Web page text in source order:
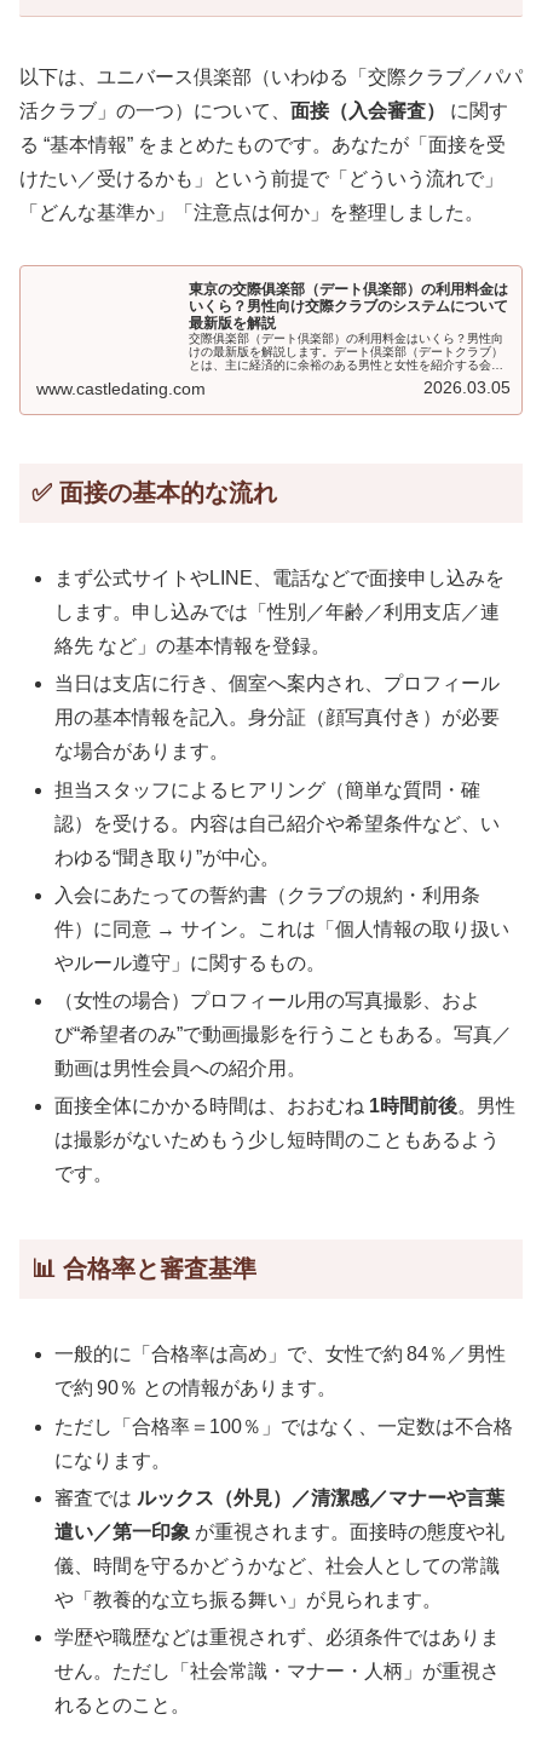
以下は、ユニバース倶楽部（いわゆる「交際クラブ／パパ
活クラブ」の一つ）について、 面接（入会審査）
に関す
る “基本情報” をまとめたものです。あなたが「面接を受
けたい／受けるかも」という前提で「どういう流れで」
「どんな基準か」「注意点は何か」を整理しました。
東京の交際俱楽部（デート倶楽部）の利用料金は
いくら？男性向け交際クラブのシステムについて
最新版を解説
交際俱楽部（デート倶楽部）の利用料金はいくら？男性向
けの最新版を解説します。デート倶楽部（デートクラブ）
とは、主に経済的に余裕のある男性と女性を紹介する会員
www.castledating.com 2026.03.05
✅ 面接の基本的な流れ
まず公式サイトやLINE、電話などで面接申し込みを
します。申し込みでは「性別／年齢／利用支店／連
絡先 など」の基本情報を登録。
当日は支店に行き、個室へ案内され、プロフィール
用の基本情報を記入。身分証（顔写真付き）が必要
な場合があります。
担当スタッフによるヒアリング（簡単な質問・確
認）を受ける。内容は自己紹介や希望条件など、い
わゆる“聞き取り”が中心。
入会にあたっての誓約書（クラブの規約・利用条
件）に同意 → サイン。これは「個人情報の取り扱い
やルール遵守」に関するもの。
（女性の場合）プロフィール用の写真撮影、およ
び“希望者のみ”で動画撮影を行うこともある。写真／
動画は男性会員への紹介用。
面接全体にかかる時間は、おおむね 1時間前後。男性
は撮影がないためもう少し短時間のこともあるよう
です。
📊 合格率と審査基準
一般的に「合格率は高め」で、女性で約 84％／男性
で約 90％ との情報があります。
ただし「合格率＝100％」ではなく、一定数は不合格
になります。
審査では ルックス（外見）／清潔感／マナーや言葉
遣い／第一印象 が重視されます。面接時の態度や礼
儀、時間を守るかどうかなど、社会人としての常識
や「教養的な立ち振る舞い」が見られます。
学歴や職歴などは重視されず、必須条件ではありま
せん。ただし「社会常識・マナー・人柄」が重視さ
れるとのこと。